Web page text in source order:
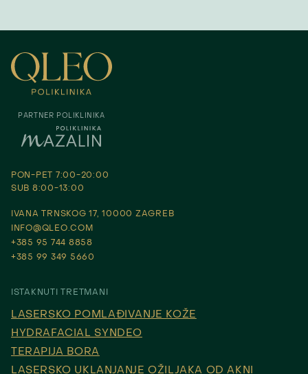
PARTNER POLIKLINIKA
PON-PET 7:00-20:00
SUB 8:00-13:00
IVANA TRNSKOG 17, 10000 ZAGREB
INFO@QLEO.COM
+385 95 744 8858
+385 99 349 5660
ISTAKNUTI TRETMANI
LASERSKO POMLAĐIVANJE KOŽE
HYDRAFACIAL SYNDEO
TERAPIJA BORA
LASERSKO UKLANJANJE OŽILJAKA OD AKNI